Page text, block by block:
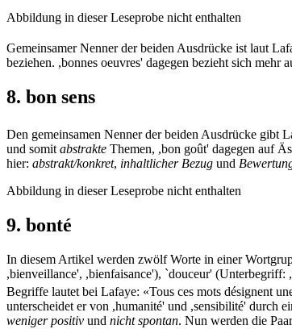
Abbildung in dieser Leseprobe nicht enthalten
Gemeinsamer Nenner der beiden Ausdrücke ist laut
beziehen. ,bonnes oeuvres' dagegen bezieht sich mehr
8. bon sens
Den gemeinsamen Nenner der beiden Ausdrücke gibt
und somit abstrakte Themen, ,bon goût' dagegen auf
hier: abstrakt/konkret, inhaltlicher Bezug und
Abbildung in dieser Leseprobe nicht enthalten
9. bonté
In diesem Artikel werden zwölf Worte in einer
,bienveillance', ,bienfaisance'), `douceur'
Begriffe lautet bei Lafaye: «Tous ces mots désignent
unterscheidet er von ,humanité' und ,sensibilité' durch
weniger positiv und nicht spontan. Nun werden die